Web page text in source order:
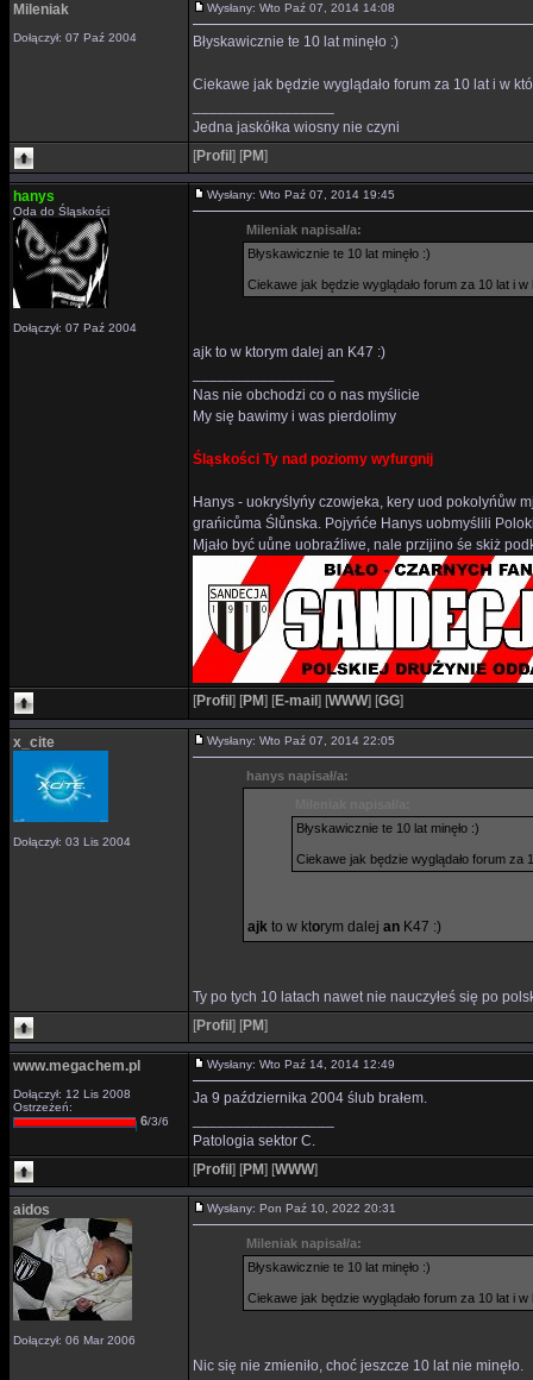
Mileniak
Dołączył: 07 Paź 2004
Wysłany: Wto Paź 07, 2014 14:08
Błyskawicznie te 10 lat minęło :)
Ciekawe jak będzie wyglądało forum za 10 lat i w
Jedna jaskółka wiosny nie czyni
[Profil ] [PM]
hanys
Oda do Śląskości
Dołączył: 07 Paź 2004
Wysłany: Wto Paź 07, 2014 19:45
Mileniak napisał/a:
Błyskawicznie te 10 lat minęło :)
Ciekawe jak będzie wyglądało forum za 10 lat i
ajk to w ktorym dalej an K47 :)
Nas nie obchodzi co o nas myślicie
My się bawimy i was pierdolimy
Śląskości Ty nad poziomy wyfurgnij
Hanys - uokryślyńy czowjeka, kery uod pokolyńůw
grańicůma Ślůnska. Pojyńće Hanys uobmyślili
Mjało być uůne uobraźliwe, nale przijino śe skiż
[Profil ] [PM] [E-mail ] [WWW] [GG]
x_cite
Dołączył: 03 Lis 2004
Wysłany: Wto Paź 07, 2014 22:05
hanys napisał/a:
Błyskawicznie te 10 lat minęło :)
Ciekawe jak będzie wyglądało forum
ajkto w ktorym dalej anK47 :)
Ty po tych 10 latach nawet nie nauczyłeś się po
[Profil ] [PM]
www.megachem.pl
Dołączył: 12 Lis 2008
Ostrzeżeń:
6/3/6
Wysłany: Wto Paź 14, 2014 12:49
Ja 9 października 2004 ślub brałem.
Patologia sektor C.
[Profil ] [PM] [WWW]
aidos
Dołączył: 06 Mar 2006
Wysłany: Pon Paź 10, 2022 20:31
Mileniak napisał/a:
Błyskawicznie te 10 lat minęło :)
Ciekawe jak będzie wyglądało forum za 10 lat i
Nic się nie zmieniło, choć jeszcze 10 lat nie minęło.